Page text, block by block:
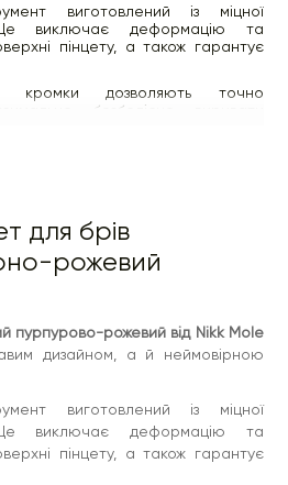
виготовлений із міцної
Це виключає деформацію та
пінцету, а також гарантує
кромки дозволяють точно
безболісно виривати
потягніть волосок у
росту, утримуючи кінчики
для брів
рожевий
пурпурово-рожевий від Nikk Mole
дизайном, а й неймовірною
виготовлений із міцної
Це виключає деформацію та
пінцету, а також гарантує